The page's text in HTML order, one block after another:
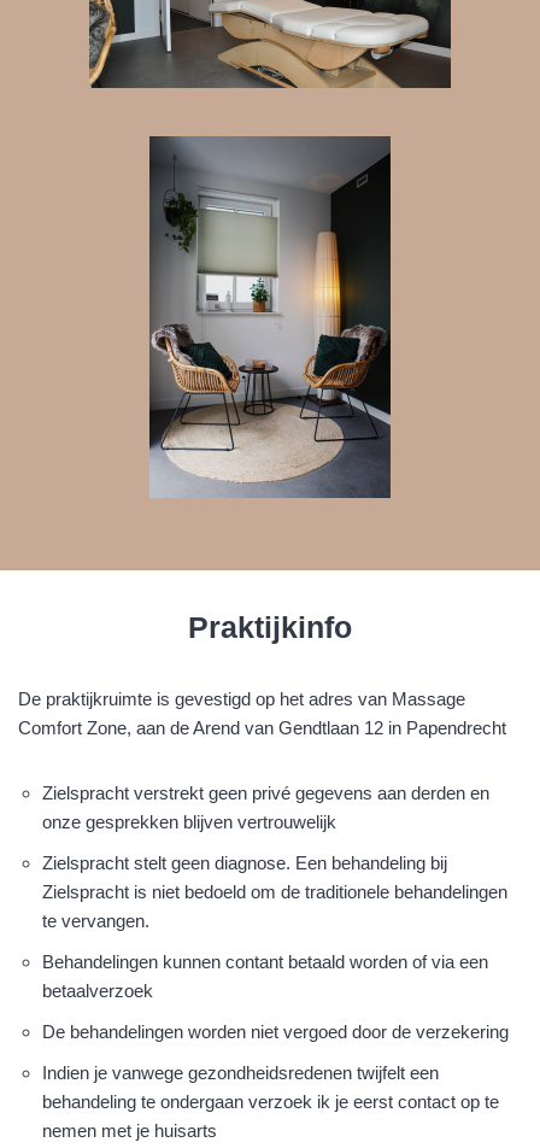
Praktijkinfo
De praktijkruimte is gevestigd op het adres van Massage
Comfort Zone, aan de Arend van Gendtlaan 12 in Papendrecht
Zielspracht verstrekt geen privé gegevens aan derden en
onze gesprekken blijven vertrouwelijk
Zielspracht stelt geen diagnose. Een behandeling bij
Zielspracht is niet bedoeld om de traditionele behandelingen
te vervangen.
Behandelingen kunnen contant betaald worden of via een
betaalverzoek
De behandelingen worden niet vergoed door de verzekering
Indien je vanwege gezondheidsredenen twijfelt een
behandeling te ondergaan verzoek ik je eerst contact op te
nemen met je huisarts